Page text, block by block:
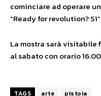
cominciare ad operare
“Ready for revolution?
La mostra sarà visitabile
al sabato con orario
TAGS arte pistoia